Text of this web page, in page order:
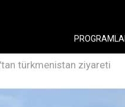
türkmenistan ziyareti